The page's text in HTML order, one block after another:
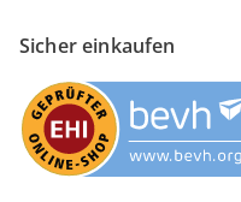
Sicher einkaufen